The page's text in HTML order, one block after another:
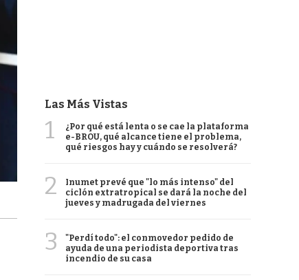
Las Más Vistas
1
¿Por qué está lenta o se cae la plataforma
e-BROU, qué alcance tiene el problema,
qué riesgos hay y cuándo se resolverá?
2
Inumet prevé que "lo más intenso" del
ciclón extratropical se dará la noche del
jueves y madrugada del viernes
3
"Perdí todo": el conmovedor pedido de
ayuda de una periodista deportiva tras
incendio de su casa